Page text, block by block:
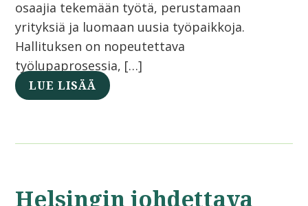
osaajia tekemään työtä, perustamaan
yrityksiä ja luomaan uusia työpaikkoja.
Hallituksen on nopeutettava
työlupaprosessia, […]
LUE LISÄÄ
Helsingin johdettava